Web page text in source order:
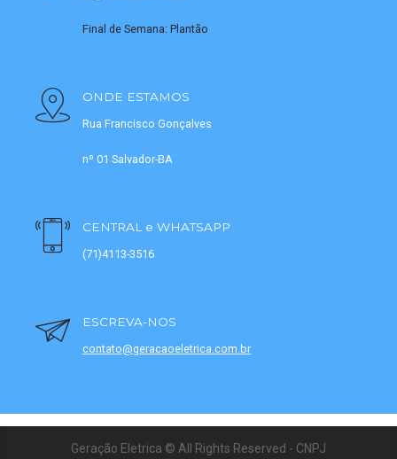
Final de Semana: Plantão
ONDE ESTAMOS
Rua Francisco Gonçalves
nº 01 Salvador-BA
CENTRAL e WHATSAPP
(71)4113-3516
ESCREVA-NOS
contato@geracaoeletrica.com.br
Geração Eletrica © All Rights Reserved - CNPJ